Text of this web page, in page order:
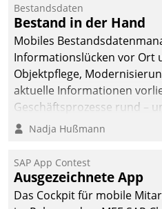
Bestandsdaten
Bestand in der Hand
Mobiles
Informationslücken vor Ort
Objektpflege,
aktuelle Informationen
Geschäftsprozesse rund –
Nadja Hußmann
SAP App Contest
Ausgezeichnete App
Das Cockpit für mobile